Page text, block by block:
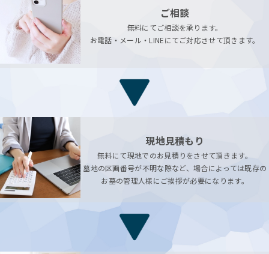
ご相談
無料にてご相談を承ります。
お電話・メール・LINEにてご対応させて頂きます。
現地見積もり
無料にて現地でのお見積りをさせて頂きます。
墓地の区画番号が不明な際など、場合によっては既存の
お墓の管理人様にご挨拶が必要になります。